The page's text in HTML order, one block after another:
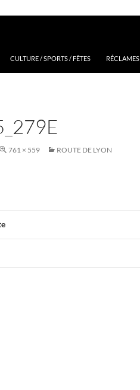
CULTURE / SPORTS / FÊTES RÉCLAMES
761 × 559 ROUTE DE LYON